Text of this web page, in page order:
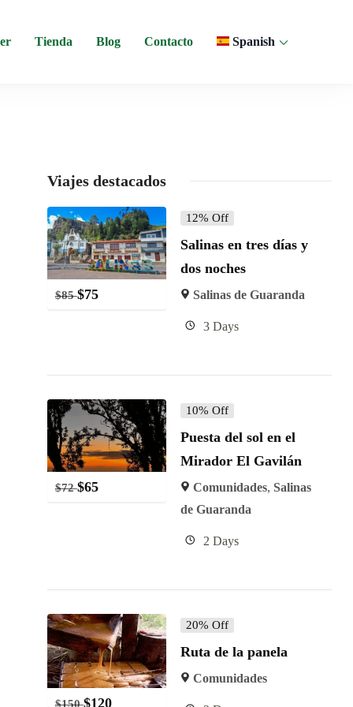
Tienda Blog Contacto Spanish
Viajes destacados
$85 $75
12% Off
Salinas en tres días y
dos noches
Salinas de Guaranda
3 Days
$72 $65
10% Off
Puesta del sol en el
Mirador El Gavilán
Comunidades, Salinas
de Guaranda
2 Days
$150 $120
20% Off
Ruta de la panela
Comunidades